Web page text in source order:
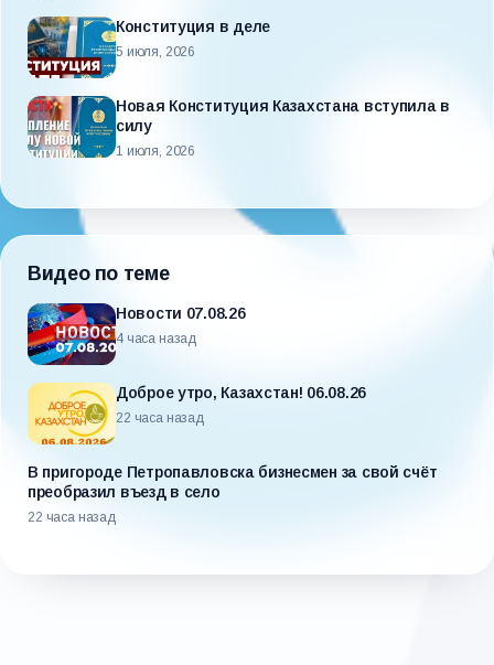
Конституция в деле
5 июля, 2026
Новая Конституция Казахстана вступила в
силу
1 июля, 2026
Видео по теме
Новости 07.08.26
4 часа назад
Доброе утро, Казахстан! 06.08.26
22 часа назад
В пригороде Петропавловска бизнесмен за свой счёт
преобразил въезд в село
22 часа назад